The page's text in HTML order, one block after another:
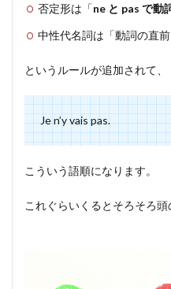
否定形は「ne と pas で動
中性代名詞は「動詞の直前
というルールが追加されて、
Je n’y vais pas.
こういう語順になります。
これぐらいくるとそろそろ頭